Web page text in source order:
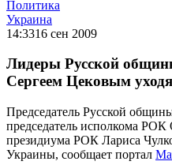
Политика
Украина
14:3316 сен 2009
Лидеры Русской
Сергеем Цековым
Председатель Русской
председатель исполкома
президиума РОК Лариса
Украины, сообщает портал